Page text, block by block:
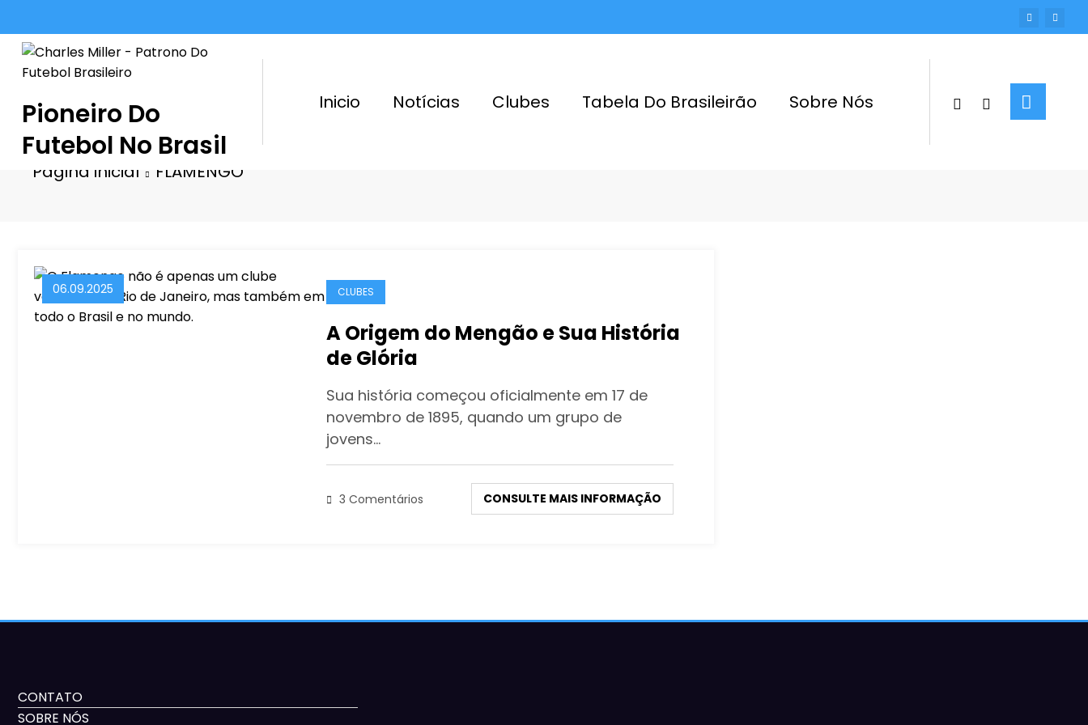
para
conteúdo
Pioneiro Do
Futebol No Brasil
Inicio Notícias Clubes Tabela Do Brasileirão Sobre Nós
Página inicial FLAMENGO
06.09.2025 CLUBES
A Origem do Mengão e Sua História
de Glória
Sua história começou oficialmente em 17 de
novembro de 1895, quando um grupo de
jovens…
3 Comentários CONSULTE MAIS INFORMAÇÃO
CONTATO
SOBRE NÓS